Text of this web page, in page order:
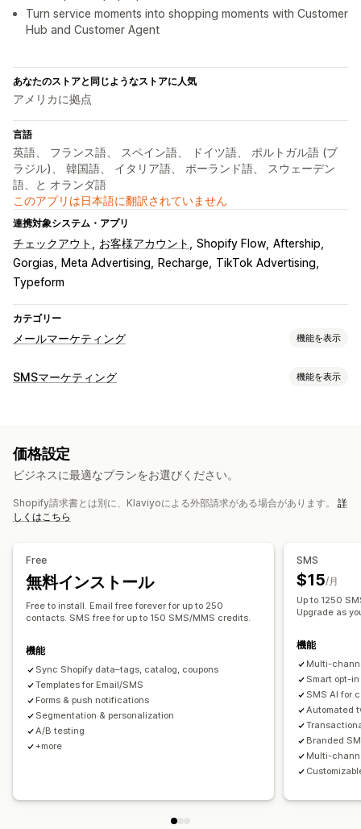
Turn service moments into shopping moments with Customer
Hub and Customer Agent
あなたのストアと同じようなストアに人気
アメリカに拠点
言語
英語、 フランス語、 スペイン語、 ドイツ語、 ポルトガル語 (ブ
ラジル)、 韓国語、 イタリア語、 ポーランド語、 スウェーデン
語、と オランダ語
このアプリは日本語に翻訳されていません
連携対象システム・アプリ
チェックアウト お客様アカウント Shopify Flow Aftership
Gorgias
Meta Advertising Recharge
TikTok Advertising
Typeform
カテゴリー
メールマーケティング 機能を表示
キャンペーンタイプ
カートメール
カゴ落ちの表示 ウェルカムメール フォローアップメール
値下げ通知メール 再入荷通知メール ウィンバックメール
おすすめ商品
キャンペーン管理
編集ツール
テンプレート
カスタムコード
カスタムフォント 一括編集
メールアドレスの収集リスト
トリガーとルール
オートメーション
ジオロケーション セグメンテーション
レポート インサイトとヒント APIとWebhook
SMSマーケティング 機能を表示
カスタム送信元ID
スケジュール式メッセージ テンプレート
双方向メッセージ
コンバージョン指標
リアルタイム分析 ROI追跡
セグメンテーション
カートリカバリー
フィードバックのリクエスト
注文追跡
ウェルカムメッセージ ウィンバックキャンペーン
価格設定
ビジネスに最適なプランをお選びください。
Shopify請求書とは別に、Klaviyoによる外部請求がある場合があります。 詳
しくはこちら
Free
無料インストール
Free to install. Email free forever for up to 250
contacts. SMS free for up to 150 SMS/MMS credits.
機能
Sync Shopify data–tags, catalog, coupons
Templates for Email/SMS
Forms & push notifications
Segmentation & personalization
A/B testing
+more
SMS
$15/月
Up to 1250
Upgrade as
機能
Multi-
Smart opt-
SMS AI for
Automated
Branded
Multi-